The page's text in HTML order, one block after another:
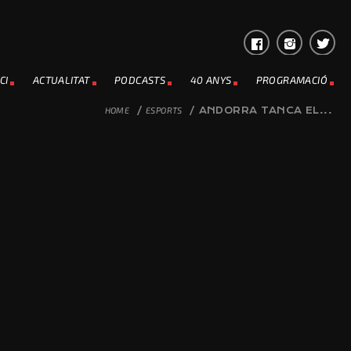
ACTUALITAT PODCASTS 40 ANYS PROGRAMACIÓ
HOME / ESPORTS / ANDORRA TANCA EL...